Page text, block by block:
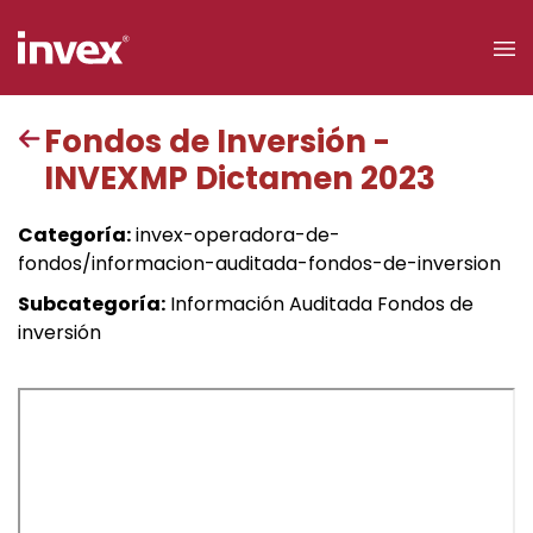
Acceso a
Buscar
Personas
Fondos de Inversión -
INVEXMP Dictamen 2023
Categoría:invex-operadora-de-
fondos/informacion-auditada-fondos-de-inversion
Subcategoría: Información Auditada Fondos de
inversión